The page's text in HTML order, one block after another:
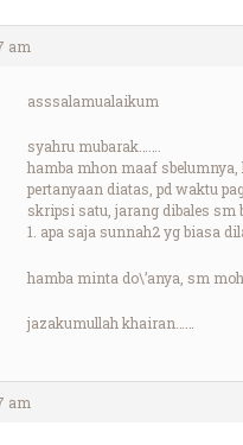
am
asssalamualaikum
syahru mubarak…….
hamba mhon maaf
pertanyaan diatas, pd waktu
skripsi satu, jarang dibales sm
1. apa saja sunnah2 yg biasa
hamba minta do\’anya, sm
jazakumullah khairan……
am